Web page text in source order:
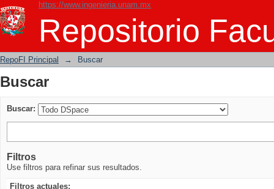
https://www.ingenieria.unam.mx
Repositorio
Buscar
RepoFI Principal → Buscar
Buscar
Buscar:
Filtros
Use filtros para refinar sus resultados.
Filtros actuales: